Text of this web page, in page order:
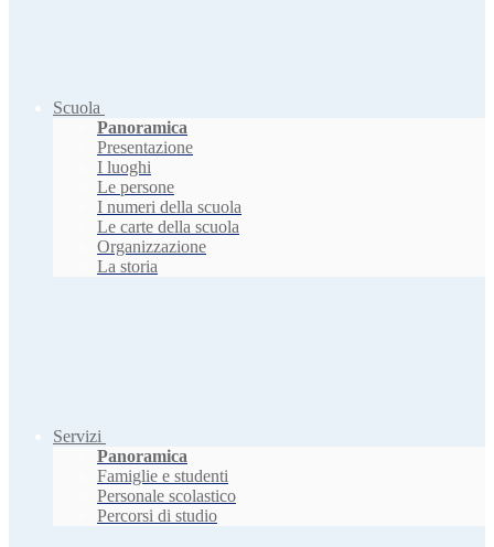
Scuola
Panoramica
Presentazione
I luoghi
Le persone
I numeri della scuola
Le carte della scuola
Organizzazione
La storia
Servizi
Panoramica
Famiglie e studenti
Personale scolastico
Percorsi di studio